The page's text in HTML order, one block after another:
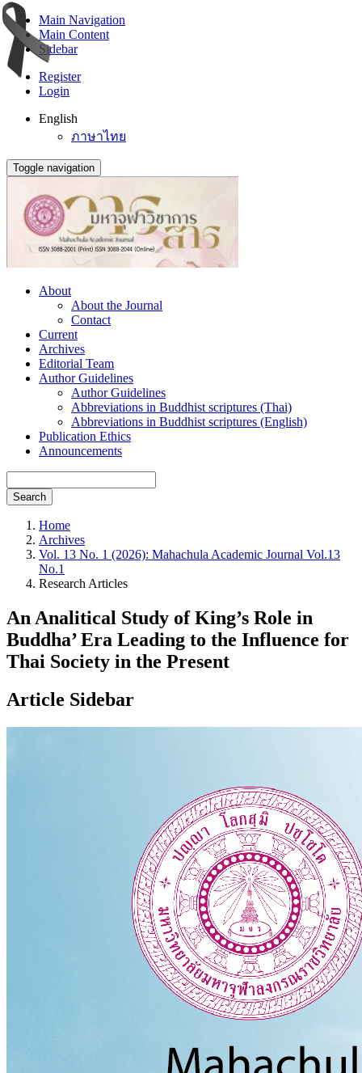
Main Navigation
Main Content
Sidebar
Register
Login
English
ภาษาไทย
Toggle navigation
About
About the Journal
Contact
Current
Archives
Editorial Team
Author Guidelines
Author Guidelines
Abbreviations in Buddhist scriptures (Thai)
Abbreviations in Buddhist scriptures (English)
Publication Ethics
Announcements
Search
Home
Archives
Vol. 13 No. 1 (2026): Mahachula Academic Journal Vol.13
No.1
Research Articles
An Analitical Study of King’s Role in
Buddha’ Era Leading to the Influence for
Thai Society in the Present
Article Sidebar